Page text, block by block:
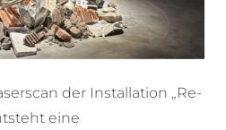
der Installation „Re-
eine